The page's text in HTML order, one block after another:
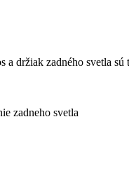
držiak zadného svetla
zadneho svetla